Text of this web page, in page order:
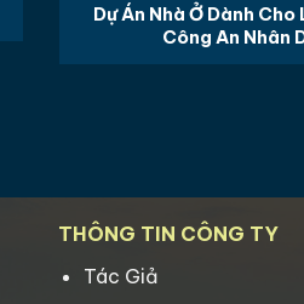
Dự Án Nhà Ở Dành
Công An Nhân
THÔNG TIN CÔNG TY
Tác Giả